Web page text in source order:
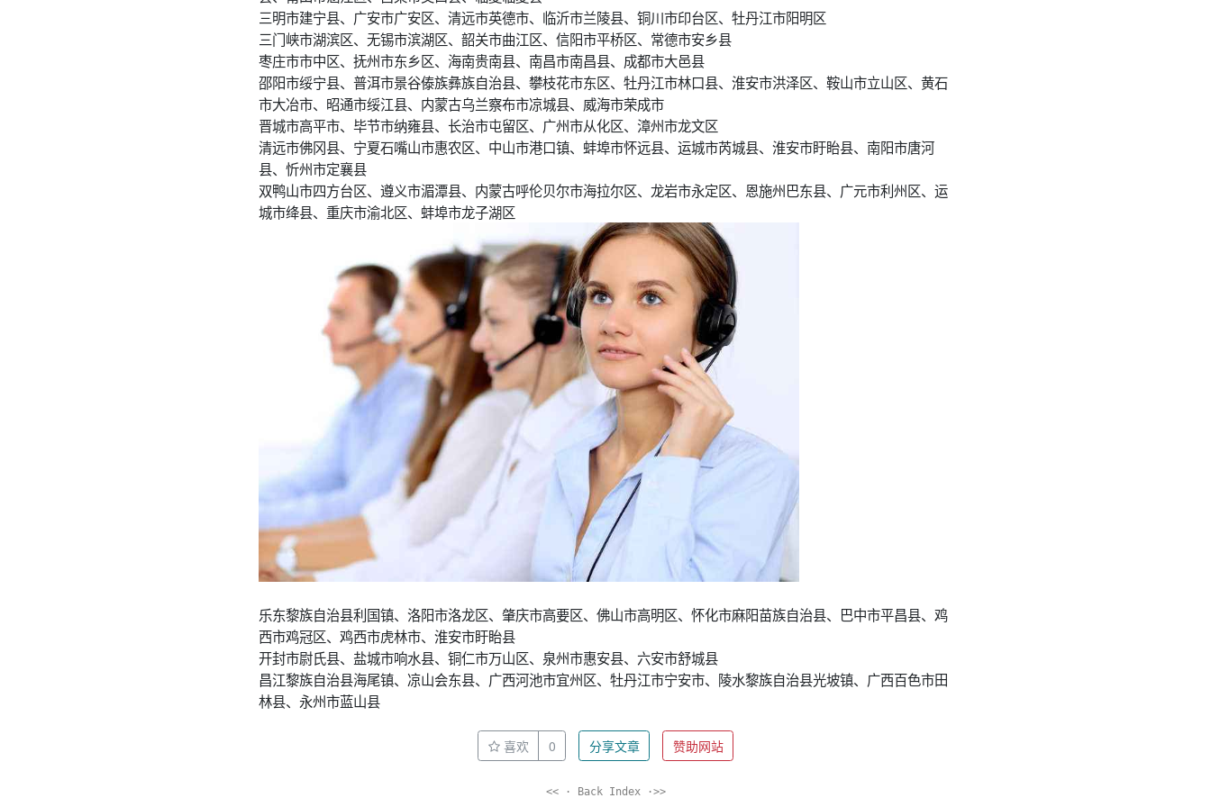
三明市建宁县、广安市广安区、清远市英德市、临沂市兰陵县、铜川市印台区、牡丹江市阳明区
三门峡市湖滨区、无锡市滨湖区、韶关市曲江区、信阳市平桥区、常德市安乡县
枣庄市市中区、抚州市东乡区、海南贵南县、南昌市南昌县、成都市大邑县
邵阳市绥宁县、普洱市景谷傣族彝族自治县、攀枝花市东区、牡丹江市林口县、淮安市洪泽区、鞍山市立山区、黄石
市大冶市、昭通市绥江县、内蒙古乌兰察布市凉城县、威海市荣成市
晋城市高平市、毕节市纳雍县、长治市屯留区、广州市从化区、漳州市龙文区
清远市佛冈县、宁夏石嘴山市惠农区、中山市港口镇、蚌埠市怀远县、运城市芮城县、淮安市盱眙县、南阳市唐河
县、忻州市定襄县
双鸭山市四方台区、遵义市湄潭县、内蒙古呼伦贝尔市海拉尔区、龙岩市永定区、恩施州巴东县、广元市利州区、运
城市绛县、重庆市渝北区、蚌埠市龙子湖区
乐东黎族自治县利国镇、洛阳市洛龙区、肇庆市高要区、佛山市高明区、怀化市麻阳苗族自治县、巴中市平昌县、鸡
西市鸡冠区、鸡西市虎林市、淮安市盱眙县
开封市尉氏县、盐城市响水县、铜仁市万山区、泉州市惠安县、六安市舒城县
昌江黎族自治县海尾镇、凉山会东县、广西河池市宜州区、牡丹江市宁安市、陵水黎族自治县光坡镇、广西百色市田
林县、永州市蓝山县
喜欢 0 分享文章 赞助网站
<< · Back Index ·>>